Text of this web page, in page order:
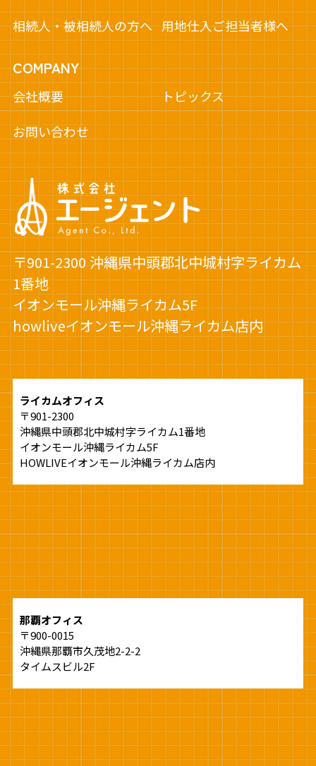
〒901-2300 沖縄県中頭郡北中城村字ライカム
1番地
イオンモール沖縄ライカム5F
howliveイオンモール沖縄ライカム店内
相続人・被相続人の方へ 用地仕入ご担当者様へ
COMPANY
会社概要
トピックス
お問い合わせ
ライカムオフィス
〒901-2300
沖縄県中頭郡北中城村字ライカム1番地
イオンモール沖縄ライカム5F
HOWLIVEイオンモール沖縄ライカム店内
那覇オフィス
〒900-0015
沖縄県那覇市久茂地2-2-2
タイムスビル2F